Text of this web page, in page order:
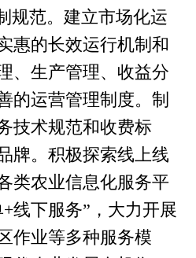
规范。 建立市场化运
惠的长效运行机制和
、生产管理、收益分
的运营管理制度。制
技术规范和收费标
牌。积极探索线上线
类农业信息化服务平
线下服务”，大力开展
作业等多种服务模